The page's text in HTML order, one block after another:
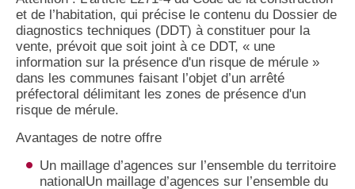
et de l’habitation, qui précise le contenu du Dossier de
diagnostics techniques (DDT) à constituer pour la
vente, prévoit que soit joint à ce DDT, « une
information sur la présence d'un risque de mérule »
dans les communes faisant l’objet d’un arrêté
préfectoral délimitant les zones de présence d'un
risque de mérule.
Avantages de notre offre
Un maillage d’agences sur l’ensemble du territoire
nationalUn maillage d’agences sur l’ensemble du